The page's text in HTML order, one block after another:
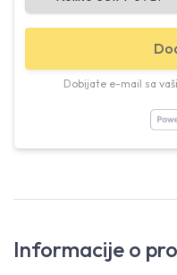
Dobijate e-mail sa
Informacije o